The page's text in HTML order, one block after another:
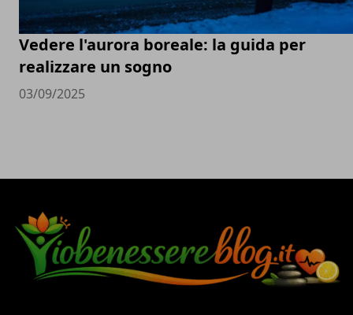
Vedere l'aurora boreale: la guida per
realizzare un sogno
03/09/2025